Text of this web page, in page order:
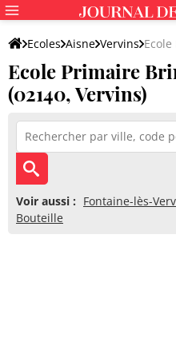
Ecoles Aisne Vervins
Ecole Primaire
(02140, Vervins)
Voir aussi : Fontaine-lès-
Bouteille